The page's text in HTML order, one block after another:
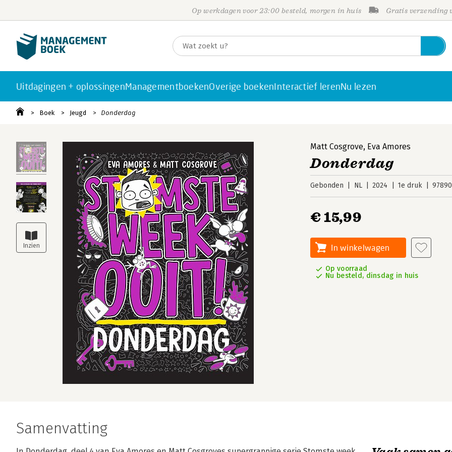
Op werkdagen voor 23:00 besteld, morgen in huis Gratis verzending
Uitdagingen + oplossingenManagementboekenOverige boekenInteractief lerenNu lezen
Boek Jeugd Donderdag
Matt Cosgrove, Eva Amores
Donderdag
Gebonden NL 2024 1e druk
€ 15,99
In winkelwagen
Op voorraad
Nu besteld, dinsdag in huis
Samenvatting